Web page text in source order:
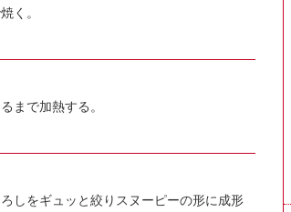
く。
まで加熱する。
しをギュッと絞りスヌーピーの形に成形